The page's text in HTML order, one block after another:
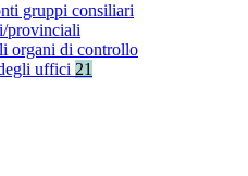
gruppi consiliari
provinciali
organi di controllo
uffici 21